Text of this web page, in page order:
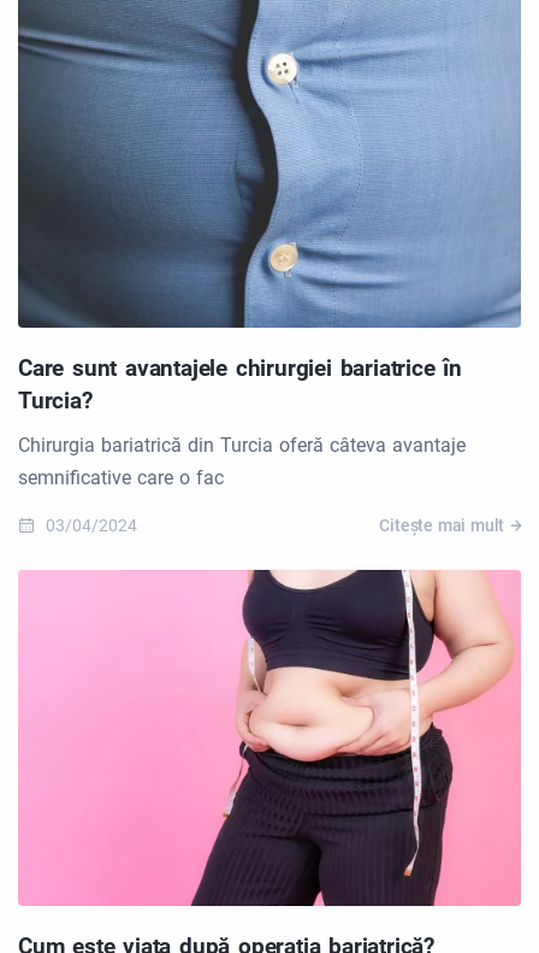
Care sunt avantajele chirurgiei bariatrice în
Turcia?
Chirurgia bariatrică din Turcia oferă câteva avantaje
semnificative care o fac
03/04/2024 Citește mai mult
Cum este viața după operația bariatrică?